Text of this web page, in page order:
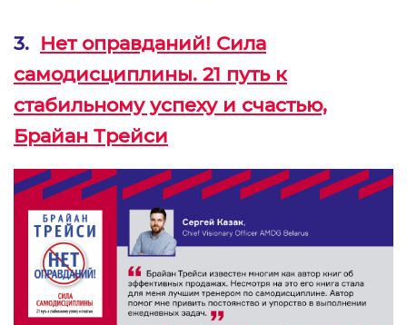
3. Нет оправданий! Сила
самодисциплины. 21 путь к
стабильному успеху и счастью,
Брайан Трейси